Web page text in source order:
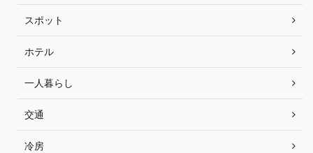
スポット
ホテル
一人暮らし
交通
冷房